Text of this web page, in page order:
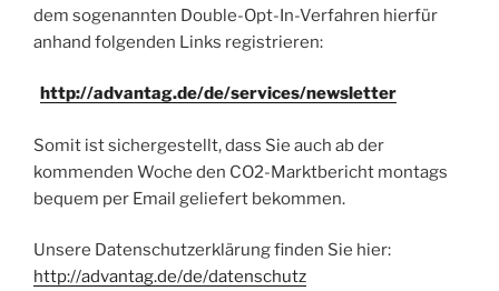
dem sogenannten Double-Opt-In-Verfahren hierfür
anhand folgenden Links registrieren:
http://advantag.de/de/services/newsletter
Somit ist sichergestellt, dass Sie auch ab der
kommenden Woche den CO2-Marktbericht montags
bequem per Email geliefert bekommen.
Unsere Datenschutzerklärung finden Sie hier:
http://advantag.de/de/datenschutz